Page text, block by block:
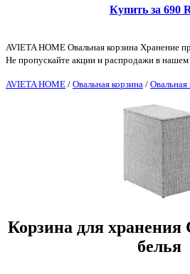
Купить за 690
AVIETA HOME Овальная корзина Хранение
Не пропускайте акции и распродажи в нашем
AVIETA HOME / Овальная корзина / Овальная
Корзина для хранения
белья